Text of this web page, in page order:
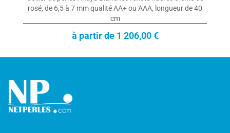
rosé, de 6,5 à 7 mm qualité AA+ ou AAA, longueur de 40
cm
à partir de 1 206,00 €